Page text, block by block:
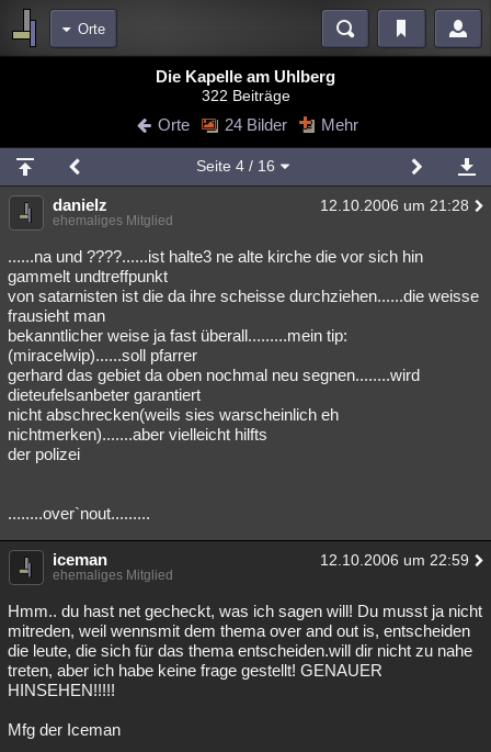
Orte
Blogs Videos
Chat Wiki Neuigkeiten
meine Rubriken
Menschen Mystery Kriminalfälle
Spiritualität Verschwörungen Technologie Ufologie
Natur Umfragen Unterhaltung
weitere Rubriken
Philosophie Träume
Astronomie Helpdesk Gruppen Gaming
Musik Clash
Besucht Teilgenommen
Lesenswert
Die Kapelle am Uhlberg
322 Beiträge
Orte 24 Bilder Mehr
Seite 4/ 16
danielz 12.10.2006 um 21:28
ehemaliges Mitglied
......na und ????......ist halte3 ne alte kirche die vor sich hin
gammelt undtreffpunkt
von satarnisten ist die da ihre scheisse durchziehen......die weisse
frausieht man
bekanntlicher weise ja fast überall.........mein tip:
(miracelwip)......soll pfarrer
gerhard das gebiet da oben nochmal neu segnen........wird
dieteufelsanbeter garantiert
nicht abschrecken(weils sies warscheinlich eh
nichtmerken).......aber vielleicht hilfts
der polizei
........over`nout.........
iceman 12.10.2006 um 22:59
ehemaliges Mitglied
Hmm.. du hast net gecheckt, was ich sagen will! Du musst ja nicht
mitreden, weil wennsmit dem thema over and out is, entscheiden
die leute, die sich für das thema entscheiden.will dir nicht zu nahe
treten, aber ich habe keine frage gestellt! GENAUER
HINSEHEN!!!!!
Mfg der Iceman